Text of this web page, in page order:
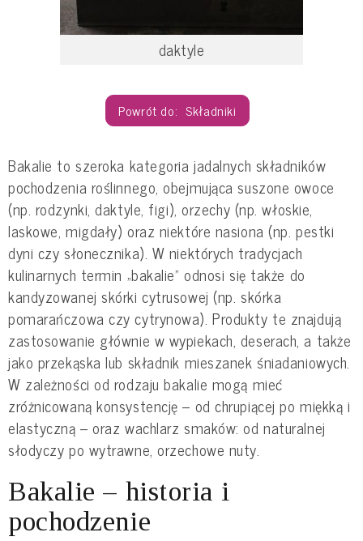
daktyle
Składniki
Bakalie to szeroka kategoria jadalnych składników
pochodzenia roślinnego, obejmująca suszone owoce
(np. rodzynki, daktyle, figi), orzechy (np. włoskie,
laskowe, migdały) oraz niektóre nasiona (np. pestki
dyni czy słonecznika). W niektórych tradycjach
kulinarnych termin „bakalie” odnosi się także do
kandyzowanej skórki cytrusowej (np. skórka
pomarańczowa czy cytrynowa). Produkty te znajdują
zastosowanie głównie w wypiekach, deserach, a także
jako przekąska lub składnik mieszanek śniadaniowych.
W zależności od rodzaju bakalie mogą mieć
zróżnicowaną konsystencję – od chrupiącej po miękką i
elastyczną – oraz wachlarz smaków: od naturalnej
słodyczy po wytrawne, orzechowe nuty.
Bakalie – historia i
pochodzenie